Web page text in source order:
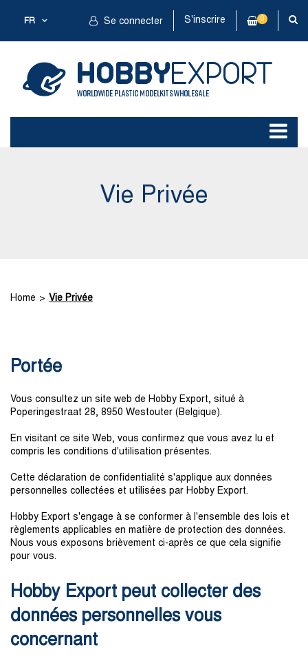
FR Se connecter S'inscrire 0
Vie Privée
Home Vie Privée
Portée
Vous consultez un site web de Hobby Export, situé à
Poperingestraat 28, 8950 Westouter (Belgique).
En visitant ce site Web, vous confirmez que vous avez lu et
compris les conditions d'utilisation présentes.
Cette déclaration de confidentialité s'applique aux données
personnelles collectées et utilisées par Hobby Export.
Hobby Export s'engage à se conformer à l'ensemble des lois et
règlements applicables en matière de protection des données.
Nous vous exposons brièvement ci-après ce que cela signifie
pour vous.
Hobby Export peut collecter des
données personnelles vous
concernant